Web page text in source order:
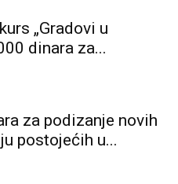
„Gradovi u
dinara za...
za podizanje novih
postojećih u...